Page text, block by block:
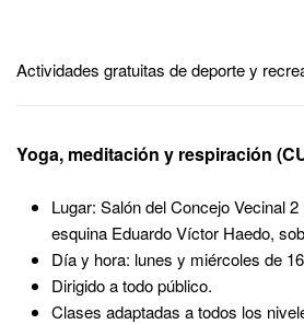
Actividades gratuitas de deporte y
Yoga, meditación y respiración
Lugar: Salón del Concejo Vecinal 2
esquina Eduardo Víctor Haedo,
Día y hora: lunes y miércoles de
Dirigido a todo público.
Clases adaptadas a todos los